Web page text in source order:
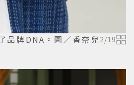
品牌DNA。圖／香奈兒 2/19